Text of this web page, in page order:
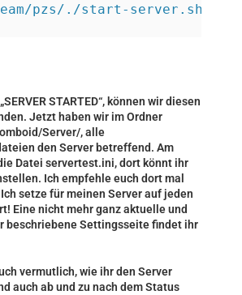
pzs/./start-server.sh
STARTED“, können wir diesen
Jetzt haben wir im Ordner
Server/, alle
den Server betreffend. Am
Datei servertest.ini, dort könnt ihr
Ich empfehle euch dort mal
setze für meinen Server auf jeden
Eine nicht mehr ganz aktuelle und
beschriebene Settingsseite findet ihr
vermutlich, wie ihr den Server
auch ab und zu nach dem Status